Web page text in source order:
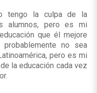
tengo la culpa de la
alumnos, pero es mi
que él mejore
no sea
pero es mi
la educación cada vez